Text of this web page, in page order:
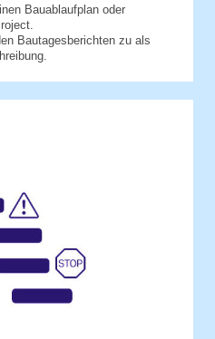
Bauablaufplan oder
Bautagesberichten zu als